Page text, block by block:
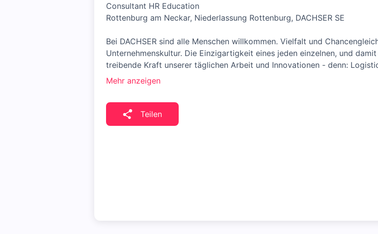
Consultant HR Education
Rottenburg am Neckar, Niederlassung Rottenburg, DACHSER SE
Bei DACHSER sind alle Menschen willkommen. Vielfalt und
Unternehmenskultur. Die Einzigartigkeit eines jeden einzelnen, und
treibende Kraft unserer täglichen Arbeit und Innovationen - denn:
Mehr anzeigen
Teilen